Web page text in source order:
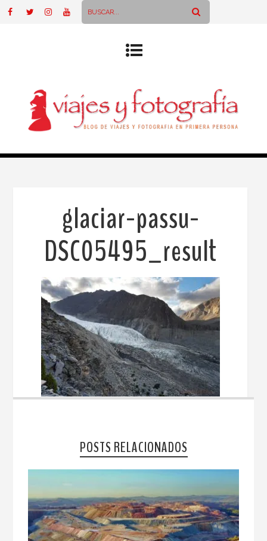
glaciar-passu-
DSC05495_result
POSTS RELACIONADOS